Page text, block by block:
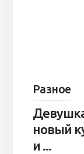
Разное
новый
и ...